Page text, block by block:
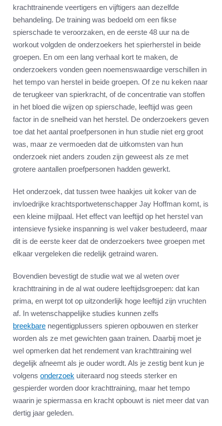
krachttrainende veertigers en vijftigers aan dezelfde
behandeling. De training was bedoeld om een fikse
spierschade te veroorzaken, en de eerste 48 uur na de
workout volgden de onderzoekers het spierherstel in beide
groepen. En om een lang verhaal kort te maken, de
onderzoekers vonden geen noemenswaardige verschillen in
het tempo van herstel in beide groepen. Of ze nu keken naar
de terugkeer van spierkracht, of de concentratie van stoffen
in het bloed die wijzen op spierschade, leeftijd was geen
factor in de snelheid van het herstel. De onderzoekers geven
toe dat het aantal proefpersonen in hun studie niet erg groot
was, maar ze vermoeden dat de uitkomsten van hun
onderzoek niet anders zouden zijn geweest als ze met
grotere aantallen proefpersonen hadden gewerkt.
Het onderzoek, dat tussen twee haakjes uit koker van de
invloedrijke krachtsportwetenschapper Jay Hoffman komt, is
een kleine mijlpaal. Het effect van leeftijd op het herstel van
intensieve fysieke inspanning is wel vaker bestudeerd, maar
dit is de eerste keer dat de onderzoekers twee groepen met
elkaar vergeleken die redelijk getraind waren.
Bovendien bevestigt de studie wat we al weten over
krachttraining in de al wat oudere leeftijdsgroepen: dat kan
prima, en werpt tot op uitzonderlijk hoge leeftijd zijn vruchten
af. In wetenschappelijke studies kunnen zelfs
breekbare negentigplussers spieren opbouwen en sterker
worden als ze met gewichten gaan trainen. Daarbij moet je
wel opmerken dat het rendement van krachttraining wel
degelijk afneemt als je ouder wordt. Als je zestig bent kun je
volgens onderzoek uiteraard nog steeds sterker en
gespierder worden door krachttraining, maar het tempo
waarin je spiermassa en kracht opbouwt is niet meer dat van
dertig jaar geleden.